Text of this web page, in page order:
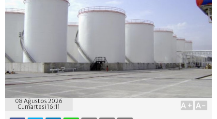
08 Ağustos 2026
Cumartesi 16:11
A+ A-